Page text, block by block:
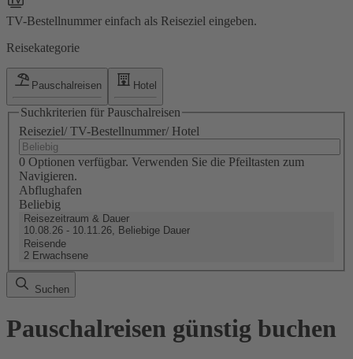
TV-Bestellnummer einfach als Reiseziel eingeben.
Reisekategorie
Pauschalreisen Hotel
Suchkriterien für Pauschalreisen
Reiseziel/ TV-Bestellnummer/ Hotel
0 Optionen verfügbar. Verwenden Sie die Pfeiltasten zum
Navigieren.
Abflughafen
Beliebig
Reisezeitraum & Dauer
10.08.26 - 10.11.26, Beliebige Dauer
Reisende
2 Erwachsene
Suchen
Pauschalreisen günstig buchen